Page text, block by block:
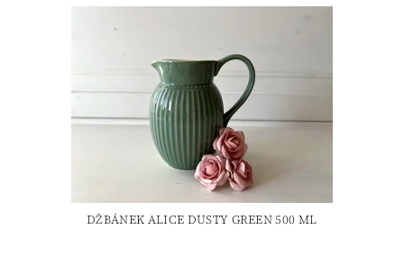
DŽBÁNEK ALICE DUSTY GREEN 500 ML